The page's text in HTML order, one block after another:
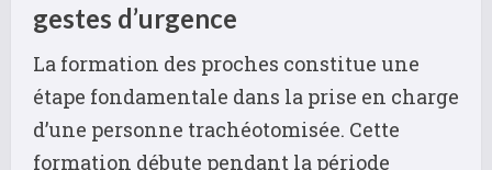
gestes d’urgence
La formation des proches constitue une
étape fondamentale dans la prise en charge
d’une personne trachéotomisée. Cette
formation débute pendant la période